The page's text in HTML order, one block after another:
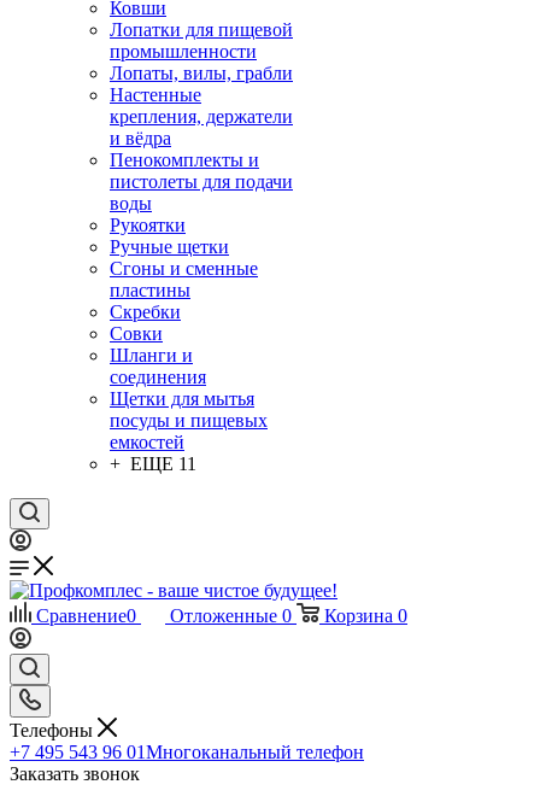
Ковши
Лопатки для пищевой
промышленности
Лопаты, вилы, грабли
Настенные
крепления, держатели
и вёдра
Пенокомплекты и
пистолеты для подачи
воды
Рукоятки
Ручные щетки
Сгоны и сменные
пластины
Скребки
Совки
Шланги и
соединения
Щетки для мытья
посуды и пищевых
емкостей
+ ЕЩЕ 11
Сравнение0 Отложенные 0 Корзина 0
Телефоны
+7 495 543 96 01Многоканальный телефон
Заказать звонок